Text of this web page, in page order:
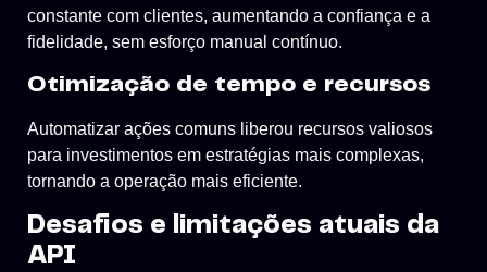
constante com clientes, aumentando a confiança e a
fidelidade, sem esforço manual contínuo.
Otimização de tempo e recursos
Automatizar ações comuns liberou recursos valiosos
para investimentos em estratégias mais complexas,
tornando a operação mais eficiente.
Desafios e limitações atuais da
API